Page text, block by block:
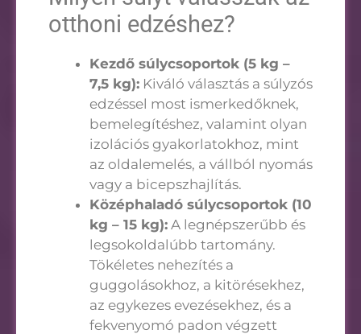
otthoni edzéshez?
Kezdő súlycsoportok (5 kg –
7,5 kg): Kiváló választás a súlyzós
edzéssel most ismerkedőknek,
bemelegítéshez, valamint olyan
izolációs gyakorlatokhoz, mint
az oldalemelés, a vállból nyomás
vagy a bicepszhajlítás.
Középhaladó súlycsoportok (10
kg – 15 kg): A legnépszerűbb és
legsokoldalúbb tartomány.
Tökéletes nehezítés a
guggolásokhoz, a kitörésekhez,
az egykezes evezésekhez, és a
fekvenyomó padon végzett